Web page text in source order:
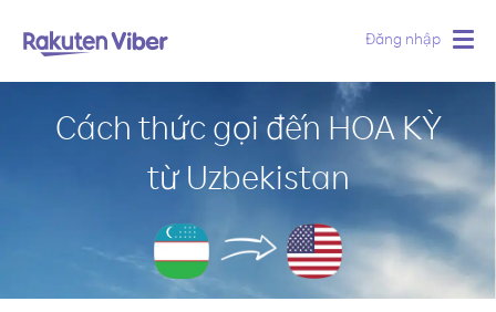
Đăng nhập
Cách thức gọi đến HOA KỲ
từ Uzbekistan